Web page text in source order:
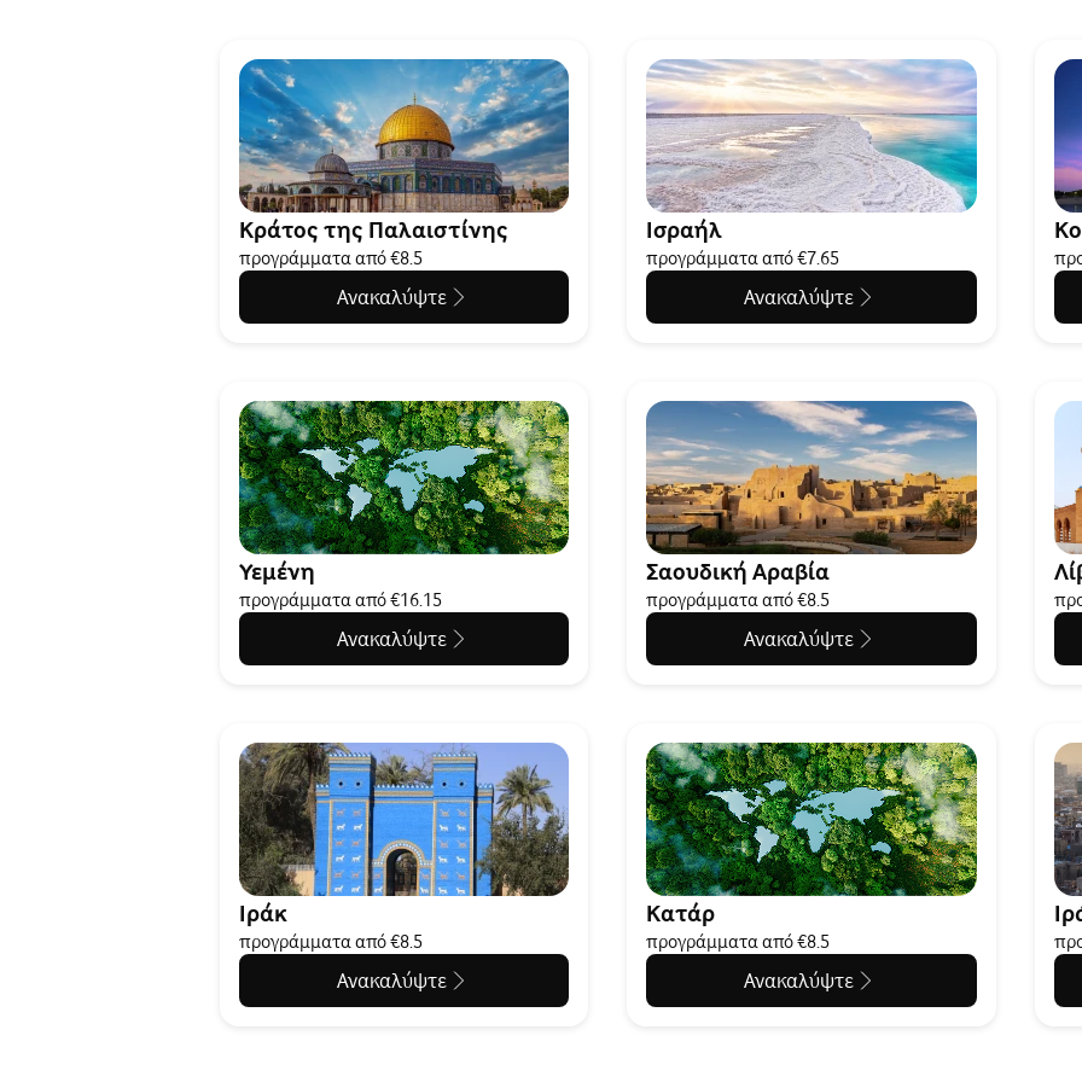
Κράτος της Παλαιστίνης
προγράμματα από €8.5
Ανακαλύψτε
Ισραήλ
προγράμματα από €7.65
Ανακαλύψτε
Υεμένη
προγράμματα από €16.15
Ανακαλύψτε
Σαουδική Αραβία
προγράμματα από €8.5
Ανακαλύψτε
Ιράκ
προγράμματα από €8.5
Ανακαλύψτε
Κατάρ
προγράμματα από €8.5
Ανακαλύψτε